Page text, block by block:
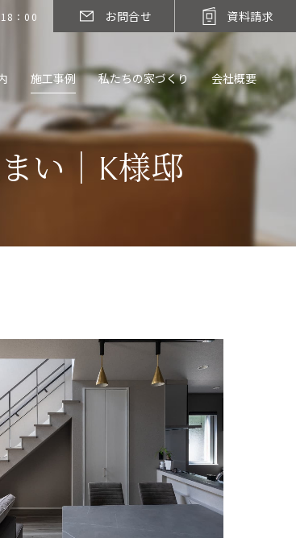
い｜K様邸
施工事例 私たちの家づくり 会社概要
：00 お問合せ 資料請求